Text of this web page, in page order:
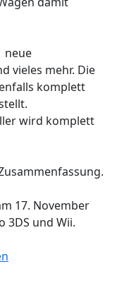
neue
vieles mehr. Die
komplett
wird komplett
17. November
3DS und Wii.